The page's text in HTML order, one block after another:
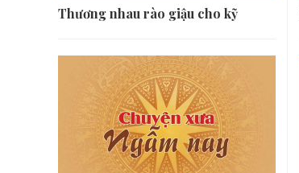
Thương nhau rào giậu cho kỹ